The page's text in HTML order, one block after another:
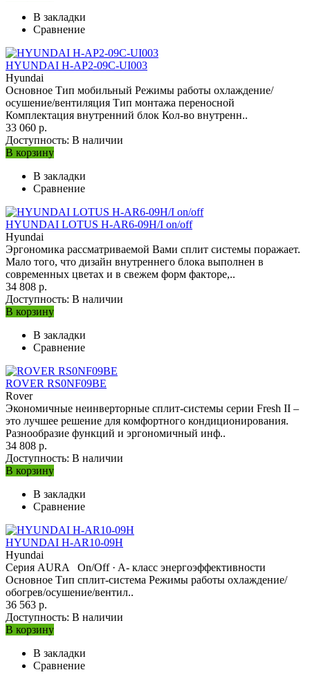
В закладки
Сравнение
HYUNDAI H-AP2-09C-UI003
Hyundai
Основное Тип мобильный Режимы работы охлаждение/
осушение/вентиляция Тип монтажа переносной
Комплектация внутренний блок Кол-во внутренн..
33 060 р.
Доступность: В наличии
В корзину
В закладки
Сравнение
HYUNDAI LOTUS H-AR6-09H/I on/off
Hyundai
Эргономика рассматриваемой Вами сплит системы поражает.
Мало того, что дизайн внутреннего блока выполнен в
современных цветах и в свежем форм факторе,..
34 808 р.
Доступность: В наличии
В корзину
В закладки
Сравнение
ROVER RS0NF09BE
Rover
Экономичные неинверторные сплит-системы серии Fresh II –
это лучшее решение для комфортного кондиционирования.
Разнообразие функций и эргономичный инф..
34 808 р.
Доступность: В наличии
В корзину
В закладки
Сравнение
HYUNDAI H-AR10-09H
Hyundai
Серия AURA On/Off · A- класс энергоэффективности
Основное Тип сплит-система Режимы работы охлаждение/
обогрев/осушение/вентил..
36 563 р.
Доступность: В наличии
В корзину
В закладки
Сравнение